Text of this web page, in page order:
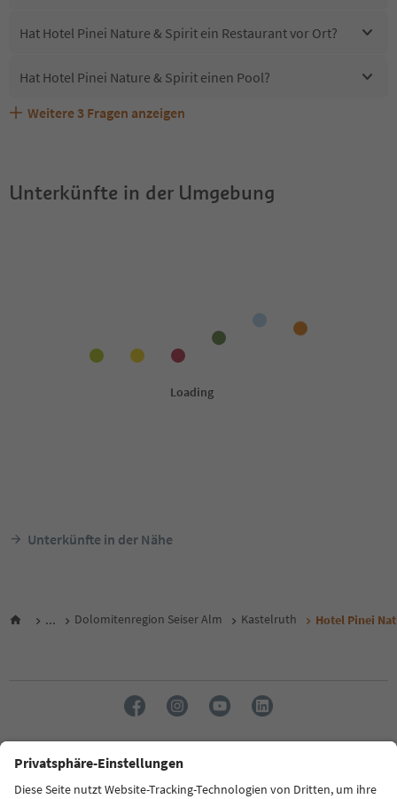
Hat Hotel Pinei Nature & Spirit ein Restaurant vor Ort?
Hat Hotel Pinei Nature & Spirit einen Pool?
Sind Haustiere in der Unterkunft Hotel Pinei Nature &
Welche Services bietet Hotel Pinei Nature & Spirit?
Erhalten die Gäste von Hotel Pinei Nature & Spirit einen
Weitere 3 Fragen anzeigen
Unterkünfte in der Umgebung
Unterkünfte in der Nähe
... Dolomitenregion Seiser Alm Kastelruth Hotel Pinei
Sprache: Deutsch